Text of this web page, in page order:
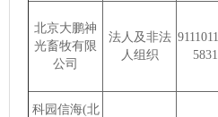
北京大鹏神
光畜牧有限
公司
法人及非法
人组织
科园信海(北